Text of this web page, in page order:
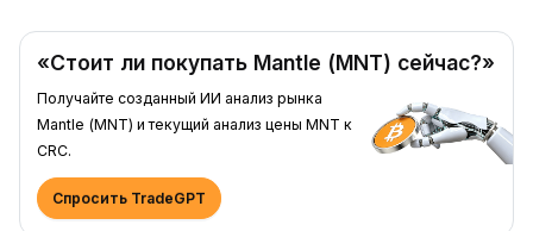
«Стоит ли покупать Mantle (MNT) сейчас?»
Получайте созданный ИИ анализ рынка
Mantle (MNT) и текущий анализ цены MNT к
CRC.
Спросить TradeGPT